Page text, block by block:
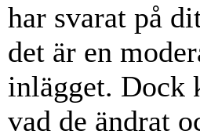
har svarat på
det är en
inlägget. Dock
vad de ändrat